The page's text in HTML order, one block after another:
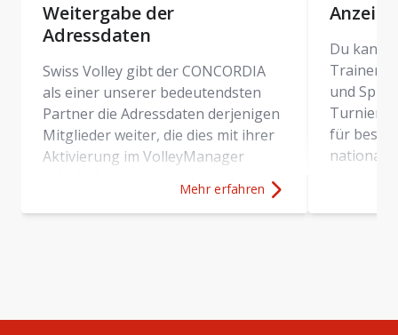
Weitergabe der
Adressdaten
Swiss Volley gibt der CONCORDIA
als einer unserer bedeutendsten
Partner die Adressdaten derjenigen
Mitglieder weiter, die dies mit ihrer
Aktivierung im VolleyManager
Mehr Erfahren über
Mehr erfahren
Du
und
Turniere
für
national.